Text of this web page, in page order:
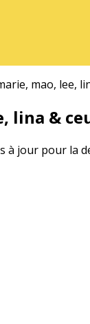
mao, lee,
lina &
à jour pour la